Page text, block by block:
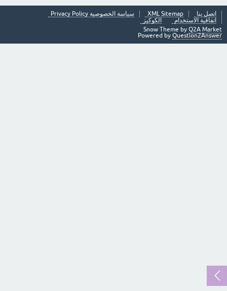
اتصل بنا XML Sitemap
سياسة الخصوصية Privacy Policy
اتفاقية الاستخدام
الكوكيز
Snow Theme by Q2A Market
Powered by Question2Answer